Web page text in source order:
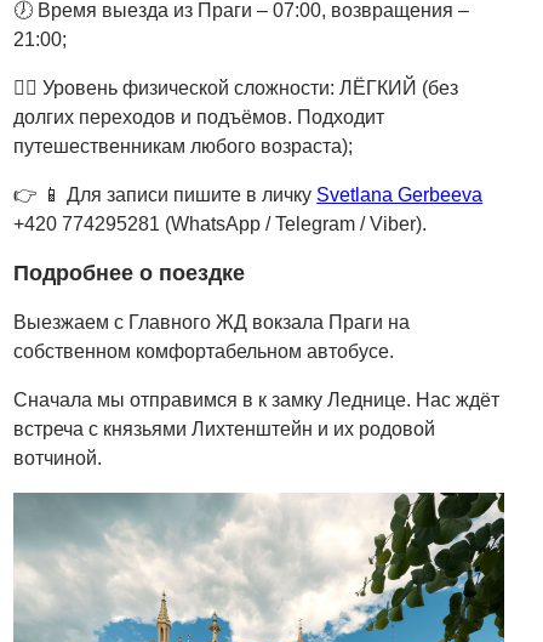
🕖 Время выезда из Праги – 07:00, возвращения –
21:00;
🚶‍♂️‍ Уровень физической сложности: ЛЁГКИЙ (без
долгих переходов и подъёмов. Подходит
путешественникам любого возраста);
👉 📱 Для записи пишите в личку Svetlana Gerbeeva
+420 774295281 (WhatsApp / Telegram / Viber).
Подробнее о поездке
Выезжаем с Главного ЖД вокзала Праги на
собственном комфортабельном автобусе.
Сначала мы отправимся в к замку Леднице. Нас ждёт
встреча с князьями Лихтенштейн и их родовой
вотчиной.